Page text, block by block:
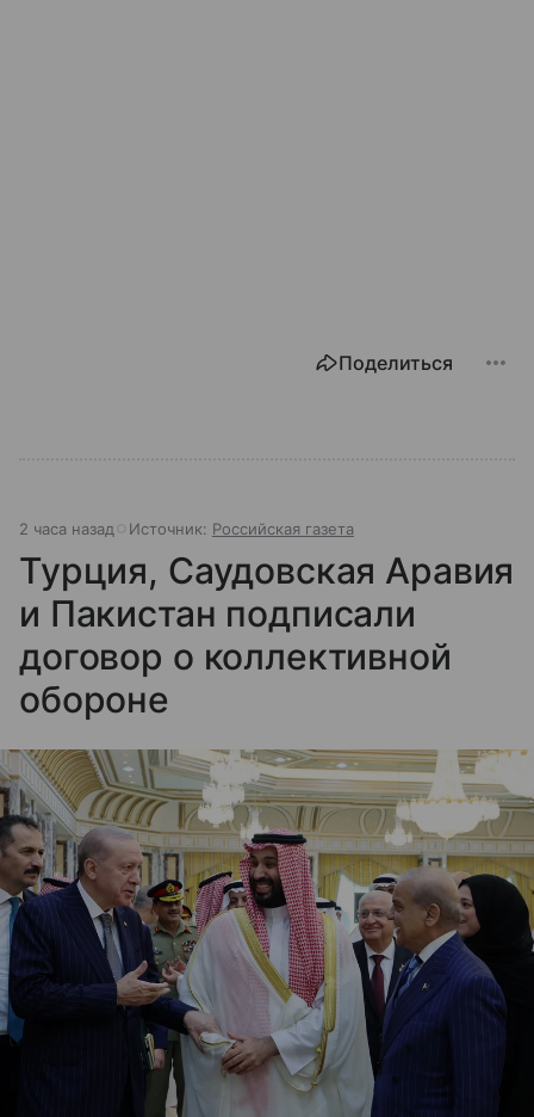
Поделиться
2 часа назад Источник: Российская газета
Турция, Саудовская Аравия
и Пакистан подписали
договор о коллективной
обороне